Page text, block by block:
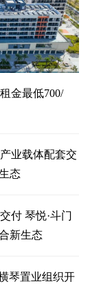
金最低700/
业载体配套交
态
付 琴悦·斗门
新生态
琴置业组织开